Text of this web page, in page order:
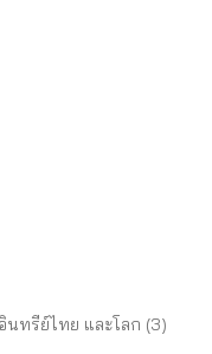
ทรีย์ไทย และโลก (3)